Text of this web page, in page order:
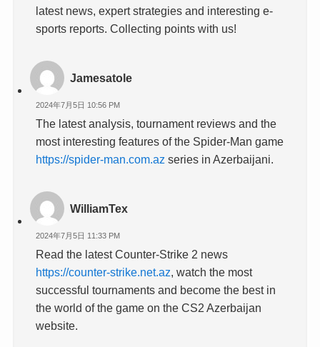
latest news, expert strategies and interesting e-
sports reports. Collecting points with us!
Jamesatole
2024年7月5日 10:56 PM
The latest analysis, tournament reviews and the
most interesting features of the Spider-Man game
https://spider-man.com.az series in Azerbaijani.
WilliamTex
2024年7月5日 11:33 PM
Read the latest Counter-Strike 2 news
https://counter-strike.net.az, watch the most
successful tournaments and become the best in
the world of the game on the CS2 Azerbaijan
website.